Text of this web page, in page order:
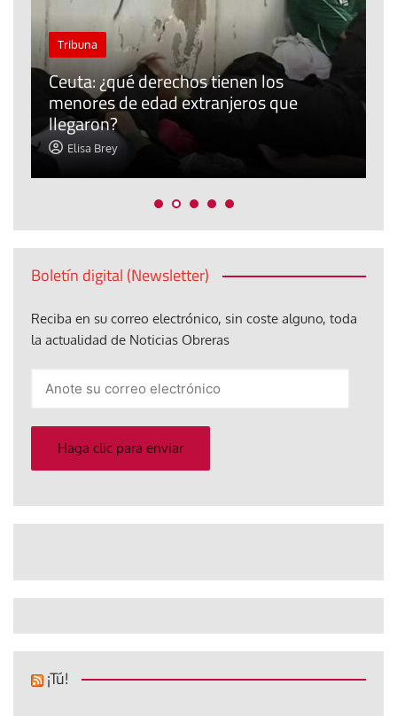
Tribuna
Ceuta: ¿qué derechos tienen los
menores de edad extranjeros que
llegaron?
Elisa Brey
Boletín digital (Newsletter)
Reciba en su correo electrónico, sin coste alguno, toda
la actualidad de Noticias Obreras
electrónico
Haga clic para enviar
¡Tú!